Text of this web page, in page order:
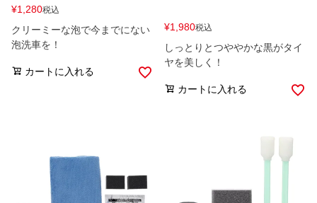
¥1,280税込
クリーミーな泡で今までにない
泡洗車を！
カートに入れる
¥1,980税込
しっとりとつややかな黒がタイ
ヤを美しく！
カートに入れる